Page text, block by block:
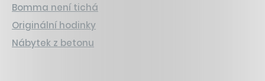
Bomma není tichá
Originální hodinky
Nábytek z betonu